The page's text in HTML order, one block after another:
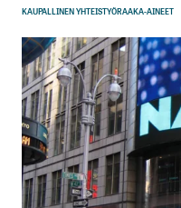
KAUPALLINEN YHTEISTYÖRAAKA-AINEET